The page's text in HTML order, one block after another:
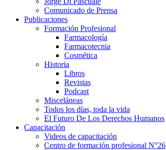
Comunicado de Prensa
Publicaciones
Formación Profesional
Farmacología
Farmacotecnia
Cosmética
Historia
Libros
Revistas
Podcast
Misceláneas
Todos los días, toda la vida
El Futuro De Los Derechos Humanos
Capacitación
Videos de capacitación
Centro de formación profesional N°26